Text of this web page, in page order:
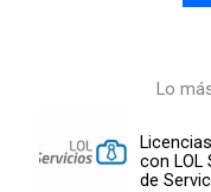
Lo
con LOL
de